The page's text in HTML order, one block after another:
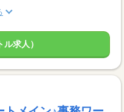
求人）